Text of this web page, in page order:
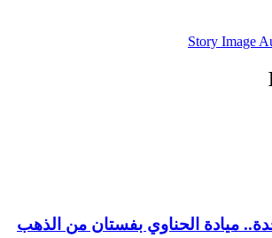
Story Image
ميادة الحناوي بفستان من الذهب